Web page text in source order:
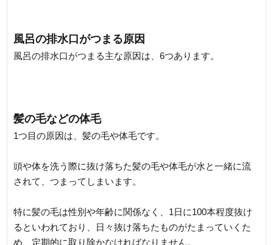
風呂の排水口がつまる原因
風呂の排水口がつまる主な原因は、6つあります。
髪の毛などの体毛
1つ目の原因は、髪の毛や体毛です。
頭や体を洗う際に抜け落ちた髪の毛や体毛が水と一緒に流
されて、つまってしまいます。
特に髪の毛は性別や年齢に関係なく、1日に100本程度抜け
るといわれており、日々抜け落ちたものがたまっていくた
め、定期的に取り除かなければなりません。